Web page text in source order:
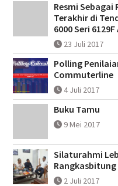
Resmi Sebagai
Terakhir di
6000 Seri
23 Juli 2017
Polling
Commuterline
4 Juli 2017
Buku Tamu
9 Mei 2017
Silaturahmi
Rangkasbitung
2 Juli 2017